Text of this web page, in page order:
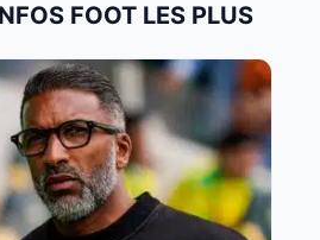
FOOT LES PLUS